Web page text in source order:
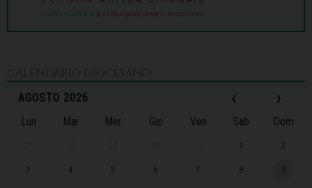
CALENDARIO DIOCESANO
‹
AGOSTO 2026 ›
Lun Mar Mer Gio Ven Sab Dom
1 2
3 4 5 6 7 8 9